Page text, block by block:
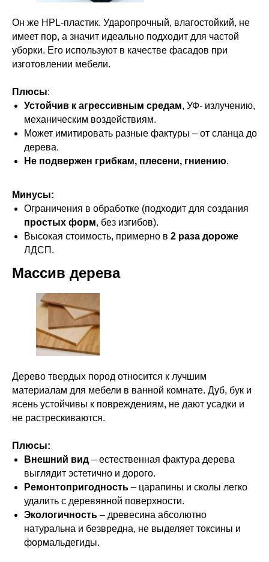
Он же HPL-пластик. Ударопрочный, влагостойкий, не
имеет пор, а значит идеально подходит для частой
уборки. Его используют в качестве фасадов при
изготовлении мебели.
Плюсы:
Устойчив к агрессивным средам, УФ- излучению,
механическим воздействиям.
Может имитировать разные фактуры – от сланца до
дерева.
Не подвержен грибкам, плесени, гниению.
Минусы:
Ограничения в обработке (подходит для создания
простых форм, без изгибов).
Высокая стоимость, примерно в 2 раза дороже
ЛДСП.
Массив дерева
Дерево твердых пород относится к лучшим
материалам для мебели в ванной комнате. Дуб, бук и
ясень устойчивы к повреждениям, не дают усадки и
не растрескиваются.
Плюсы:
Внешний вид – естественная фактура дерева
выглядит эстетично и дорого.
Ремонтопригодность – царапины и сколы легко
удалить с деревянной поверхности.
Экологичность – древесина абсолютно
натуральна и безвредна, не выделяет токсины и
формальдегиды.